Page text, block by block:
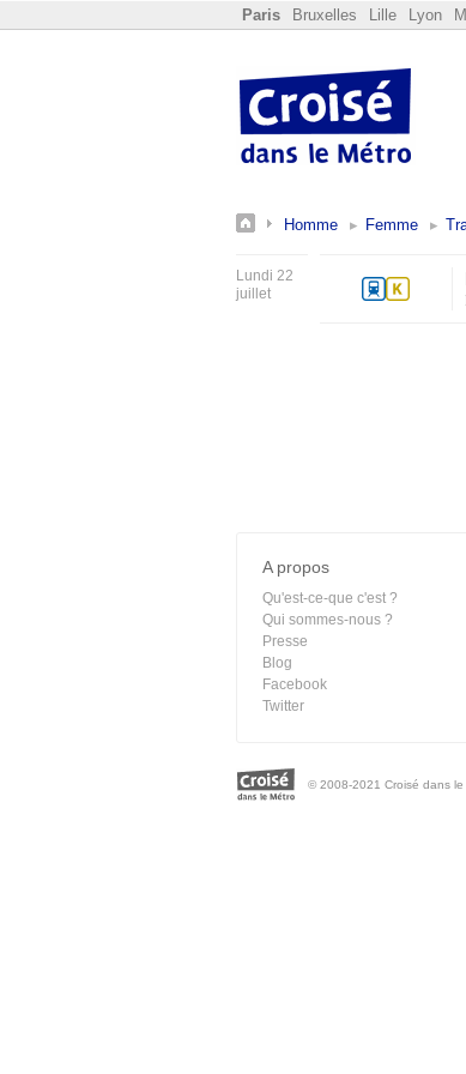
Paris Bruxelles Lille Lyon
Homme Femme
Lundi 22
juillet
A propos
Qu'est-ce-que c'est ?
Qui sommes-nous ?
Presse
Blog
Facebook
Twitter
© 2008-2021 Croisé dans le